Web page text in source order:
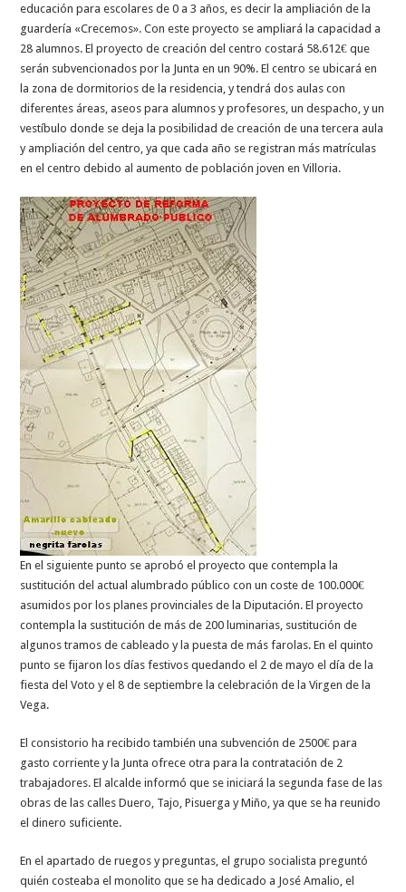
educación para escolares de 0 a 3 años, es decir la ampliación de la
guardería «Crecemos». Con este proyecto se ampliará la capacidad a
28 alumnos. El proyecto de creación del centro costará 58.612€ que
serán subvencionados por la Junta en un 90%. El centro se ubicará en
la zona de dormitorios de la residencia, y tendrá dos aulas con
diferentes áreas, aseos para alumnos y profesores, un despacho, y un
vestíbulo donde se deja la posibilidad de creación de una tercera aula
y ampliación del centro, ya que cada año se registran más matrículas
en el centro debido al aumento de población joven en Villoria.
En el siguiente punto se aprobó el proyecto que contempla la
sustitución del actual alumbrado público con un coste de 100.000€
asumidos por los planes provinciales de la Diputación. El proyecto
contempla la sustitución de más de 200 luminarias, sustitución de
algunos tramos de cableado y la puesta de más farolas. En el quinto
punto se fijaron los días festivos quedando el 2 de mayo el día de la
fiesta del Voto y el 8 de septiembre la celebración de la Virgen de la
Vega.
El consistorio ha recibido también una subvención de 2500€ para
gasto corriente y la Junta ofrece otra para la contratación de 2
trabajadores. El alcalde informó que se iniciará la segunda fase de las
obras de las calles Duero, Tajo, Pisuerga y Miño, ya que se ha reunido
el dinero suficiente.
En el apartado de ruegos y preguntas, el grupo socialista preguntó
quién costeaba el monolito que se ha dedicado a José Amalio, el